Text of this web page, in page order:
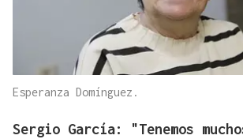
Esperanza Domínguez.
Sergio García: "Tenemos